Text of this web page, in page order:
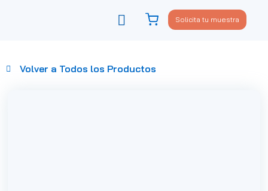
Solicita tu muestra
Volver a Todos los Productos